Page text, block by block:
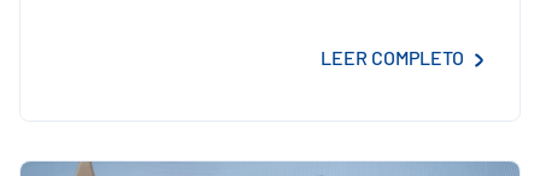
LEER COMPLETO